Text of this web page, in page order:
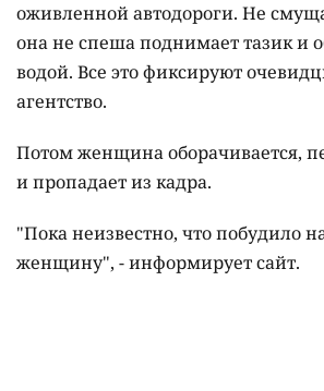
оживленной автодороги. Не
она не спеша поднимает тазик и
водой. Все это фиксируют
агентство.
Потом женщина оборачивается,
и пропадает из кадра.
"Пока неизвестно, что побудило
женщину", - информирует сайт.